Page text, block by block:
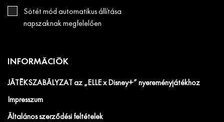
Sötét mód automatikus állítása
napszaknak megfelelően
INFORMÁCIÓK
JÁTÉKSZABÁLYZAT az „ELLE x Disney+” nyereményjátékhoz
Impresszum
Általános szerződési feltételek